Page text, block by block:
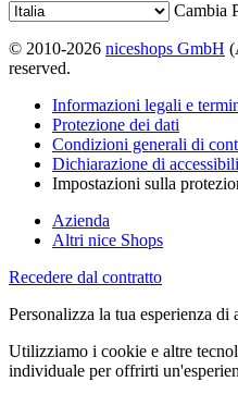
Cambia
© 2010-2026 niceshops GmbH
reserved.
Informazioni legali e
Protezione dei dati
Condizioni generali di
Dichiarazione di
Impostazioni sulla
Azienda
Altri nice Shops
Recedere dal contratto
Personalizza la tua esperienza di
Utilizziamo i cookie e altre
individuale per offrirti